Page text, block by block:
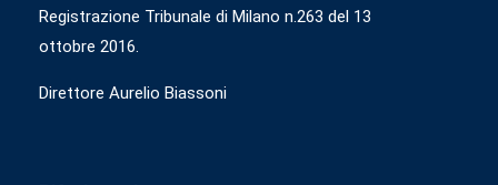
Registrazione Tribunale di Milano n.263 del 13
ottobre 2016.
Direttore Aurelio Biassoni